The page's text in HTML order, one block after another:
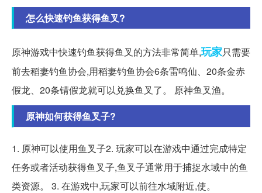
怎么快速钓鱼获得鱼叉?
原神游戏中快速钓鱼获得鱼叉的方法非常简单,玩家只需要
前去稻妻钓鱼协会,用稻妻钓鱼协会6条雷鸣仙、20条金赤
假龙、20条锖假龙就可以兑换鱼叉了。 原神鱼叉渔。
原神如何获得鱼叉子?
1. 原神可以使用鱼叉子2. 玩家可以在游戏中通过完成特定
任务或者活动获得鱼叉子,鱼叉子通常用于捕捉水域中的鱼
类资源。 3. 在游戏中,玩家可以前往水域附近,使。